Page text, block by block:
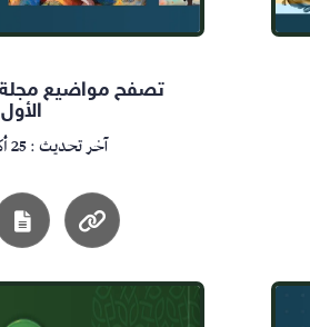
تصفح مواضيع مجلة
الأول
آخر تحديث : 25 أكتوبر 2024